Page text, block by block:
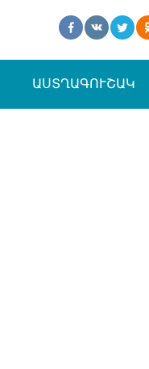
ԱՍՏՂԱԳՈՒՇԱԿ